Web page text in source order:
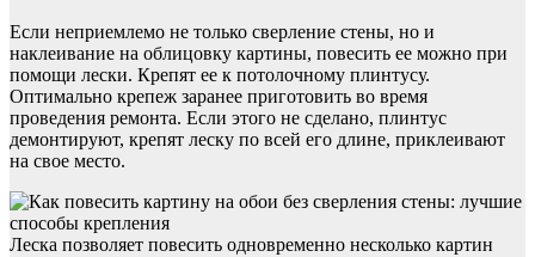
Если неприемлемо не только сверление стены, но и
наклеивание на облицовку картины, повесить ее можно при
помощи лески. Крепят ее к потолочному плинтусу.
Оптимально крепеж заранее приготовить во время
проведения ремонта. Если этого не сделано, плинтус
демонтируют, крепят леску по всей его длине, приклеивают
на свое место.
Леска позволяет повесить одновременно несколько картин